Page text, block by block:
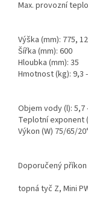
Max. provozní
Výška (mm): 775,
Šířka (mm): 600
Hloubka (mm): 35
Hmotnost (kg): 9,3
Objem vody (l): 5,7
Teplotní exponent
Výkon (W) 75/65/
Doporučený příkon
topná tyč Z, Mini